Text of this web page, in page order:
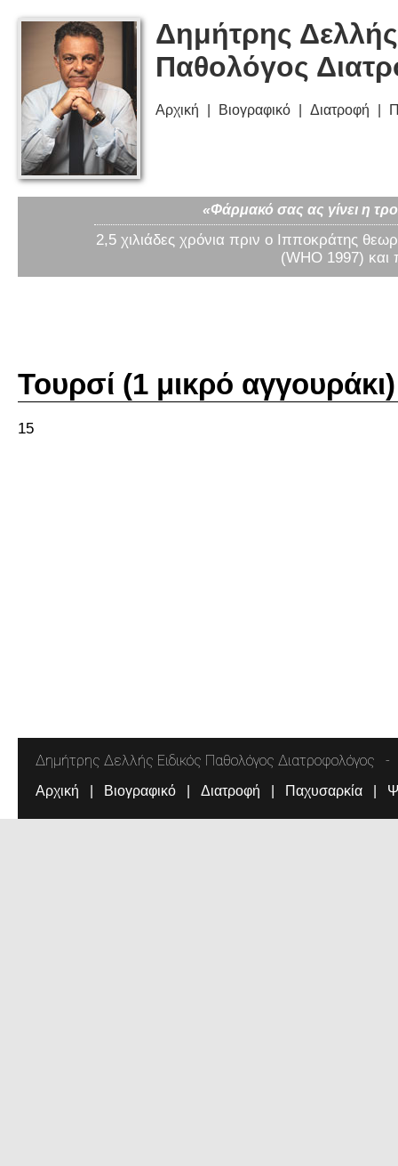
Δημήτρης
Παθολόγος
Αρχική Βιογραφικό Διατροφή
«Φάρμακό σας ας γίνει η
2,5 χιλιάδες χρόνια πριν ο Ιπποκράτης
(WHO 1997) και
Τουρσί (1 μικρό αγγουράκι)
15
Δημήτρης Δελλής Ειδικός Παθολόγος Διατροφολόγος
Αρχική Βιογραφικό Διατροφή Παχυσαρκία